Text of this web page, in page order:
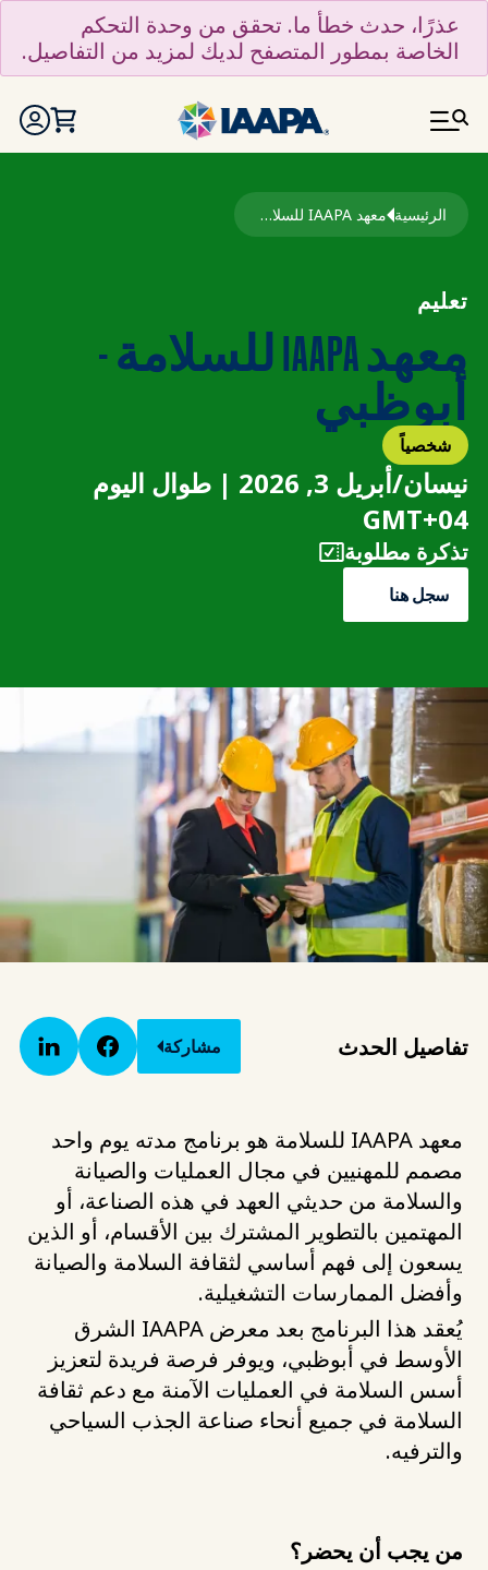
تجاوز إلى المحتوى الرئيسي
عذرًا، حدث خطأ ما. تحقق من وحدة التحكم
الخاصة بمطور المتصفح لديك لمزيد من التفاصيل.
مسار التنقل
الرئيسية معهد IAAPA للسلامة - أبوظبي
تعليم
معهد IAAPA للسلامة -
أبوظبي
شخصياً
نيسان/أبريل 3, 2026 | طوال اليوم
GMT+04
تذكرة مطلوبة
سجل هنا
تفاصيل الحدث مشاركة
معهد IAAPA للسلامة هو برنامج مدته يوم واحد
مصمم للمهنيين في مجال العمليات والصيانة
والسلامة من حديثي العهد في هذه الصناعة، أو
المهتمين بالتطوير المشترك بين الأقسام، أو الذين
يسعون إلى فهم أساسي لثقافة السلامة والصيانة
وأفضل الممارسات التشغيلية.
يُعقد هذا البرنامج بعد معرض IAAPA الشرق
الأوسط في أبوظبي، ويوفر فرصة فريدة لتعزيز
أسس السلامة في العمليات الآمنة مع دعم ثقافة
السلامة في جميع أنحاء صناعة الجذب السياحي
والترفيه.
من يجب أن يحضر؟